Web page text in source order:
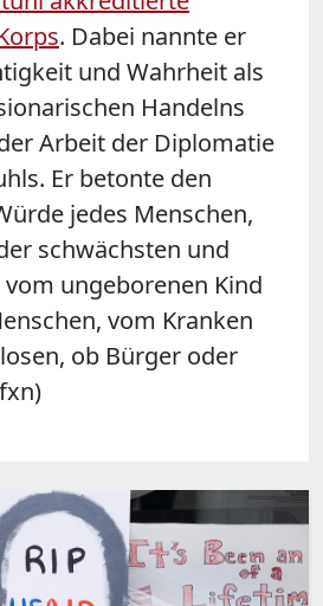
. Dabei nannte er
und Wahrheit als
Handelns
Arbeit der Diplomatie
Er betonte den
jedes Menschen,
schwächsten und
ungeborenen Kind
vom Kranken
ob Bürger oder